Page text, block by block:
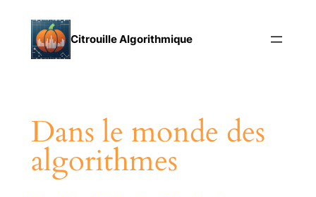
contenu
Citrouille Algorithmique
Dans le monde des
algorithmes